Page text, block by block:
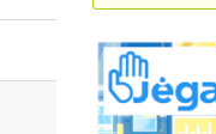
plėtrą bei
susisiekimo
viešajam
ekonominę